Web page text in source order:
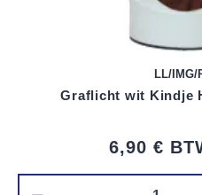
LL/IMG/
Graflicht wit Kindje
6,90 €